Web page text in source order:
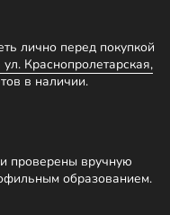
лично перед покупкой
Краснопролетарская,
в наличии.
проверены вручную
образованием.